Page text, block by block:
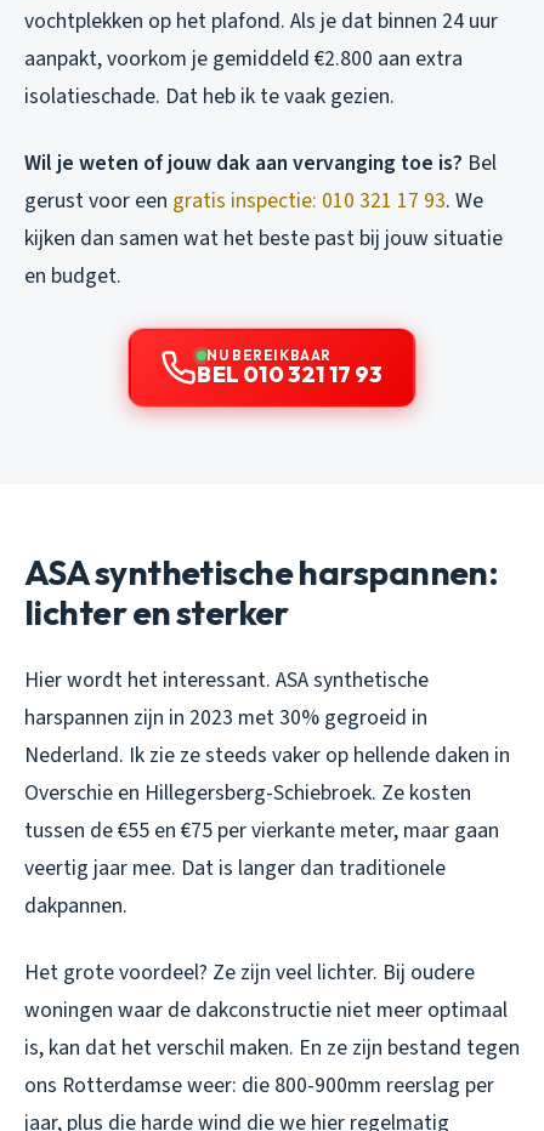
vochtplekken op het plafond. Als je dat binnen 24 uur
aanpakt, voorkom je gemiddeld €2.800 aan extra
isolatieschade. Dat heb ik te vaak gezien.
Wil je weten of jouw dak aan vervanging toe is? Bel
gerust voor een gratis inspectie: 010 321 17 93. We
kijken dan samen wat het beste past bij jouw situatie
en budget.
NU BEREIKBAAR
BEL 010 321 17 93
ASA synthetische harspannen:
lichter en sterker
Hier wordt het interessant. ASA synthetische
harspannen zijn in 2023 met 30% gegroeid in
Nederland. Ik zie ze steeds vaker op hellende daken in
Overschie en Hillegersberg-Schiebroek. Ze kosten
tussen de €55 en €75 per vierkante meter, maar gaan
veertig jaar mee. Dat is langer dan traditionele
dakpannen.
Het grote voordeel? Ze zijn veel lichter. Bij oudere
woningen waar de dakconstructie niet meer optimaal
is, kan dat het verschil maken. En ze zijn bestand tegen
ons Rotterdamse weer: die 800-900mm reerslag per
jaar, plus die harde wind die we hier regelmatig